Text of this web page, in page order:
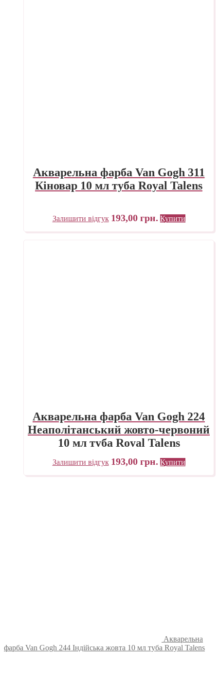
Акварельна фарба Van Gogh 311
Кіновар 10 мл туба Royal Talens
Залишити відгук 193,00 грн. Купити
Акварельна фарба Van Gogh 224
Неаполітанський жовто-червоний
10 мл туба Royal Talens
Залишити відгук 193,00 грн. Купити
Акварельна
фарба Van Gogh 244 Індійська жовта 10 мл туба Royal Talens